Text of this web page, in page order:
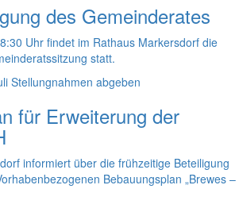
des Gemeinderates
Uhr findet im Rathaus Markersdorf die
statt.
Stellungnahmen abgeben
für Erweiterung der
informiert über die frühzeitige Beteiligung
Bebauungsplan „Brewes –